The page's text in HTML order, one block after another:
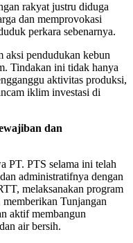
rakyat justru diduga
dan memprovokasi
perkara sebenarnya.
aksi pendudukan kebun
Tindakan ini tidak hanya
aktivitas produksi,
iklim investasi di
dan
PT. PTS selama ini telah
administratifnya dengan
melaksanakan program
Tunjangan
aktif membangun
air bersih.